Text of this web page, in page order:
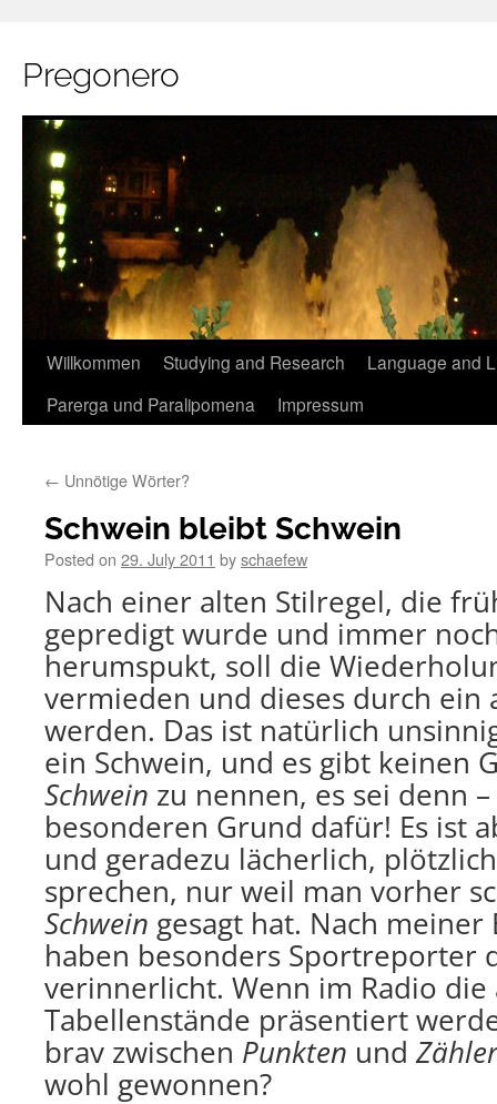
Pregonero
Skip
Willkommen Studying and Research
Language and
Parerga und Paralipomena
Impressum
← Unnötige Wörter?
Schwein bleibt Schwein
Posted on 29. July 2011 byschaefew
Nach einer alten Stilregel, die
gepredigt wurde und immer
herumspukt, soll die
vermieden und dieses durch ein
werden. Das ist natürlich
ein Schwein, und es gibt keinen
Schwein zu nennen, es sei denn
besonderen Grund dafür! Es ist
und geradezu lächerlich,
sprechen, nur weil man vorher
Schwein gesagt hat. Nach meiner
haben besonders Sportreporter
verinnerlicht. Wenn im Radio
Tabellenstände präsentiert
brav zwischen Punkten und
wohl gewonnen?